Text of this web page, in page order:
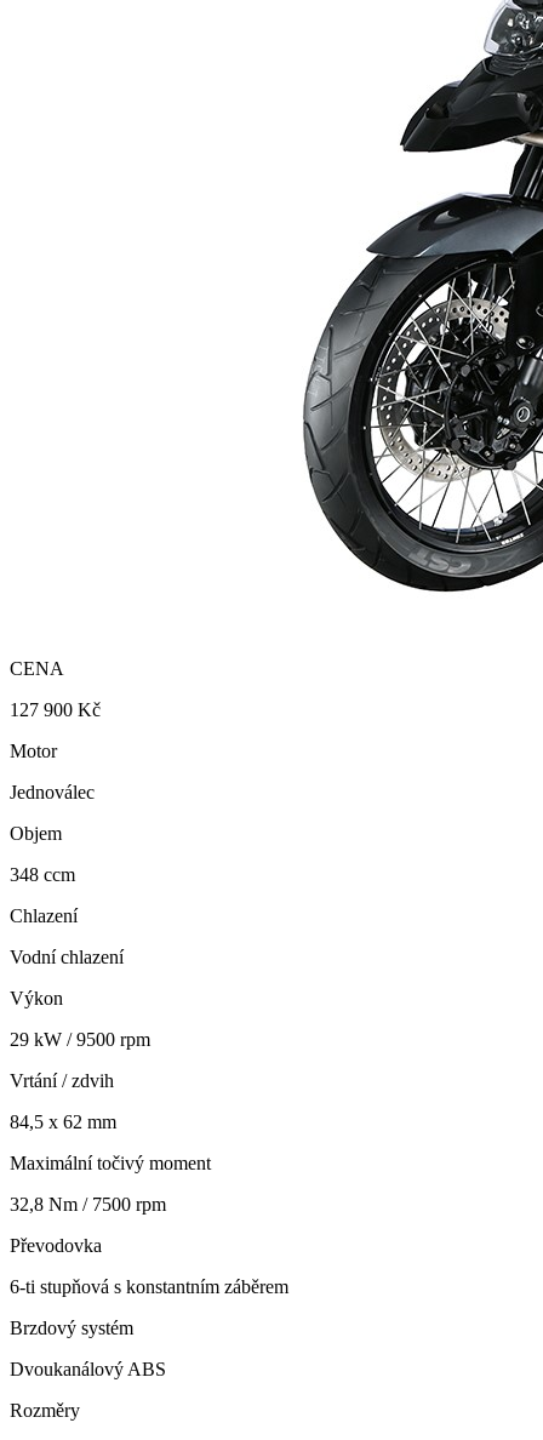
CENA
127 900 Kč
Motor
Jednoválec
Objem
348 ccm
Chlazení
Vodní chlazení
Výkon
29 kW / 9500 rpm
Vrtání / zdvih
84,5 x 62 mm
Maximální točivý moment
32,8 Nm / 7500 rpm
Převodovka
6-ti stupňová s konstantním záběrem
Brzdový systém
Dvoukanálový ABS
Rozměry